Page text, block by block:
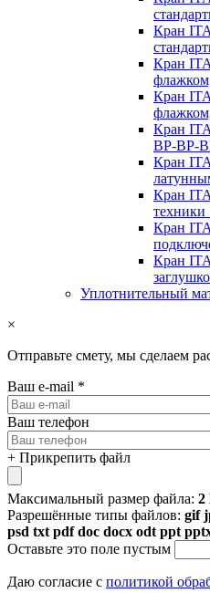
Кран
Кран
Кран
Кран
ВР-ВР-
Кран
Кран
техники
Кран
Кран
Уплотнительный
×
Отправьте смету, мы сделаем
Ваш e-mail *
Ваш телефон
+ Прикрепить файл
Максимальный размер файла:
Разрешённые типы файлов: gif
psd txt pdf doc docx odt ppt
Оставьте это поле пустым
Даю согласие с политикой